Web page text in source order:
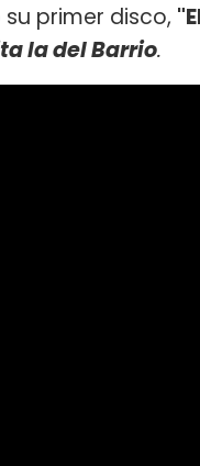
primer disco,
la del Barrio.